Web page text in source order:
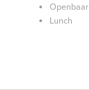
Lunch